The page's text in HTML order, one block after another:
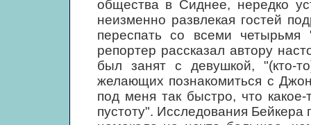
общества в Сиднее, нередко
неизменно развлекая гостей
переспать со всеми
репортер рассказал автору
был занят с девушкой, "(кто-
желающих познакомиться с
под меня так быстро, что
пустоту". Исследования